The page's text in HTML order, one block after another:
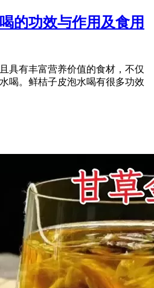
的功效与作用及食用
具有丰富营养价值的食材，不仅
喝。鲜桔子皮泡水喝有很多功效